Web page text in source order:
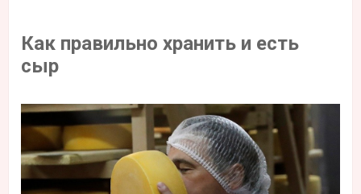
Как правильно хранить и есть
сыр